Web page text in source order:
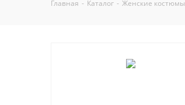
Главная - Каталог - Женские костюмы